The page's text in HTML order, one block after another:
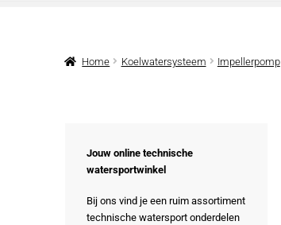
Home Koelwatersysteem Impellerpomp
Jouw online technische
watersportwinkel
Bij ons vind je een ruim assortiment
technische watersport onderdelen